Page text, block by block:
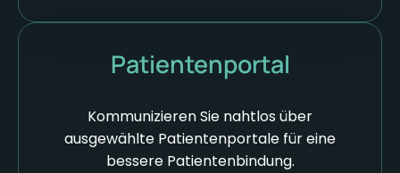
Patientenportal
Kommunizieren Sie nahtlos über
ausgewählte Patientenportale für eine
bessere Patientenbindung.